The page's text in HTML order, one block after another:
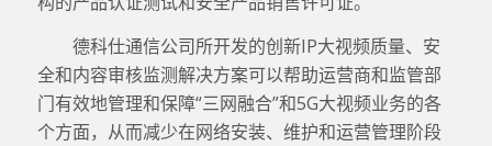
德科仕通信公司所开发的创新IP大视频质量、安
全和内容审核监测解决方案可以帮助运营商和监管部
门有效地管理和保障“三网融合”和5G大视频业务的各
个方面，从而减少在网络安装、维护和运营管理阶段